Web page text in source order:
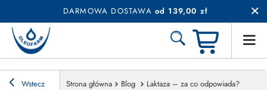
DARMOWA DOSTAWA od 139,00 zł
Wstecz Strona główna Blog Laktaza – za co odpowiada?